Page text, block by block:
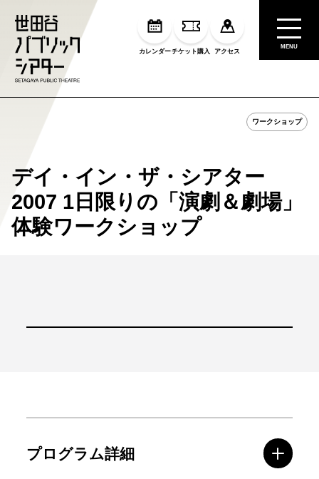
カレンダーチケット購入 アクセス
MENU
ワークショップ
デイ・イン・ザ・シアター
2007 1日限りの「演劇＆劇場」
体験ワークショップ
プログラム詳細